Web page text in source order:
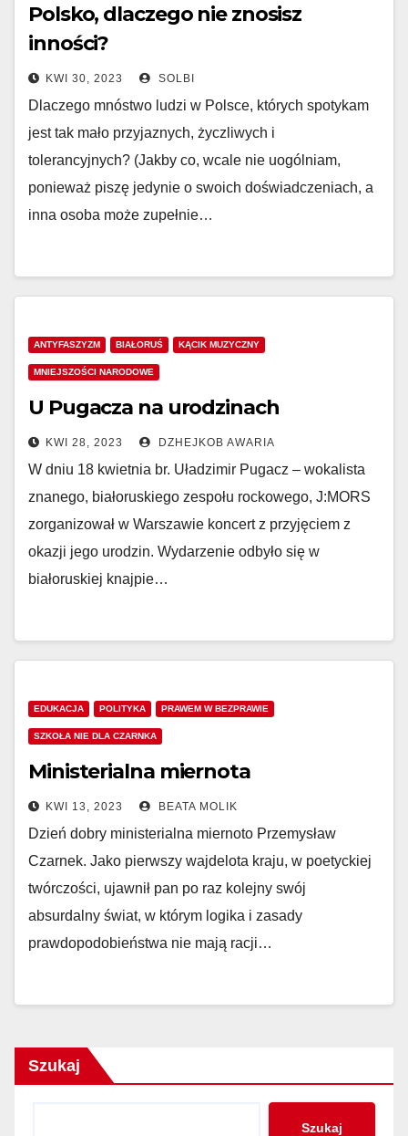
Polsko, dlaczego nie znosisz
inności?
KWI 30, 2023 SOLBI
Dlaczego mnóstwo ludzi w Polsce, których spotykam
jest tak mało przyjaznych, życzliwych i
tolerancyjnych? (Jakby co, wcale nie uogólniam,
ponieważ piszę jedynie o swoich doświadczeniach, a
inna osoba może zupełnie…
ANTYFASZYZM BIAŁORUŚ KĄCIK MUZYCZNY
MNIEJSZOŚCI NARODOWE
U Pugacza na urodzinach
KWI 28, 2023 DZHEJKOB AWARIA
W dniu 18 kwietnia br. Uładzimir Pugacz – wokalista
znanego, białoruskiego zespołu rockowego, J:MORS
zorganizował w Warszawie koncert z przyjęciem z
okazji jego urodzin. Wydarzenie odbyło się w
białoruskiej knajpie…
EDUKACJA POLITYKA PRAWEM W BEZPRAWIE
SZKOŁA NIE DLA CZARNKA
Ministerialna miernota
KWI 13, 2023 BEATA MOLIK
Dzień dobry ministerialna miernoto Przemysław
Czarnek. Jako pierwszy wajdelota kraju, w poetyckiej
twórczości, ujawnił pan po raz kolejny swój
absurdalny świat, w którym logika i zasady
prawdopodobieństwa nie mają racji…
Szukaj
Szukaj